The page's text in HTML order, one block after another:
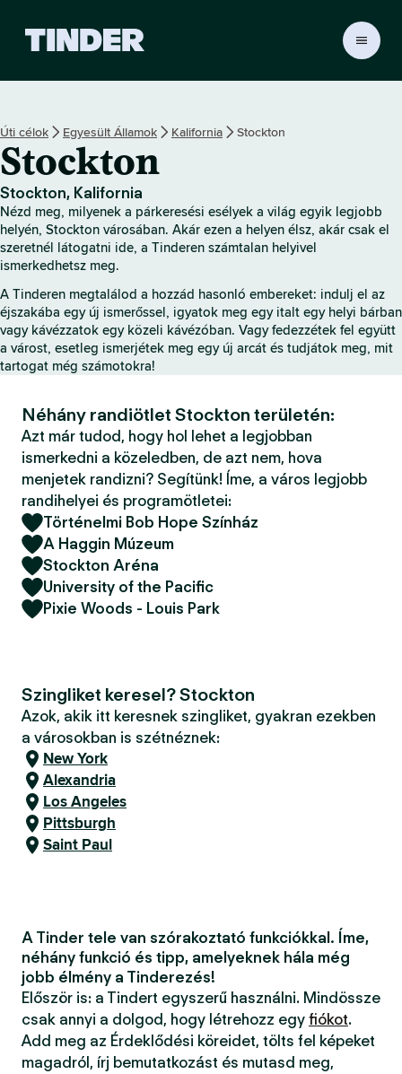
r
K
e
d
ő
o
a
l
Úti célok Egyesült Államok Kalifornia Stockton
Stockton
Stockton, Kalifornia
Nézd meg, milyenek a párkeresési esélyek a világ egyik legjobb
helyén, Stockton városában. Akár ezen a helyen élsz, akár csak el
szeretnél látogatni ide, a Tinderen számtalan helyivel
ismerkedhetsz meg.
A Tinderen megtalálod a hozzád hasonló embereket: indulj el az
éjszakába egy új ismerőssel, igyatok meg egy italt egy helyi bárban
vagy kávézzatok egy közeli kávézóban. Vagy fedezzétek fel együtt
a várost, esetleg ismerjétek meg egy új arcát és tudjátok meg, mit
tartogat még számotokra!
Néhány randiötlet Stockton területén:
Azt már tudod, hogy hol lehet a legjobban
ismerkedni a közeledben, de azt nem, hova
menjetek randizni? Segítünk! Íme, a város legjobb
randihelyei és programötletei:
Történelmi Bob Hope Színház
A Haggin Múzeum
Stockton Aréna
University of the Pacific
Pixie Woods - Louis Park
Szingliket keresel? Stockton
Azok, akik itt keresnek szingliket, gyakran ezekben
a városokban is szétnéznek:
New York
Alexandria
Los Angeles
Pittsburgh
Saint Paul
A Tinder tele van szórakoztató funkciókkal. Íme,
néhány funkció és tipp, amelyeknek hála még
jobb élmény a Tinderezés!
Először is: a Tindert egyszerű használni. Mindössze
csak annyi a dolgod, hogy létrehozz egy fiókot.
Add meg az Érdeklődési köreidet, tölts fel képeket
magadról, írj bemutatkozást és mutasd meg,